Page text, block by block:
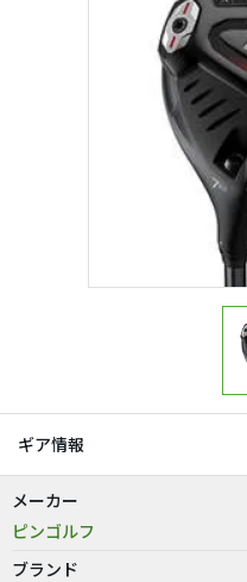
ギア情報
メーカー
ピンゴルフ
ブランド